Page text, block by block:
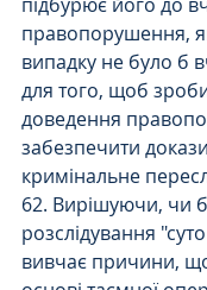
правопорушення,
випадку не було б
для того, щоб
доведення
забезпечити
кримінальне
62. Вирішуючи, чи
розслідування
вивчає причини,